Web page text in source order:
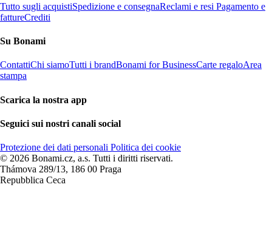
Tutto sugli acquistiSpedizione e consegnaReclami e resi Pagamento e
fattureCrediti
Su Bonami
ContattiChi siamoTutti i brandBonami for BusinessCarte regaloArea
stampa
Scarica la nostra app
Seguici sui nostri canali social
Protezione dei dati personali Politica dei cookie
© 2026 Bonami.cz, a.s. Tutti i diritti riservati.
Thámova 289/13, 186 00 Praga
Repubblica Ceca